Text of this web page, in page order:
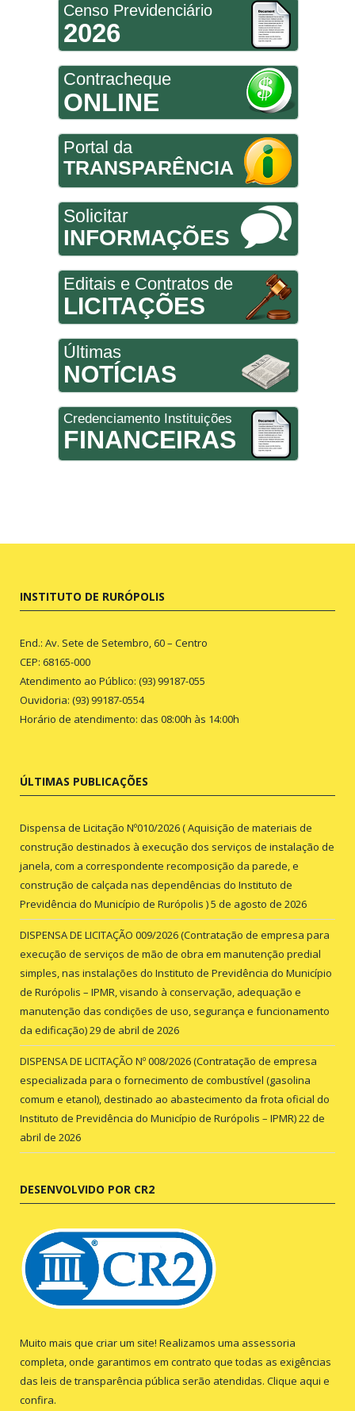
Censo Previdenciário
2026
Contracheque
ONLINE
Portal da
TRANSPARÊNCIA
Solicitar
INFORMAÇÕES
Editais e Contratos de
LICITAÇÕES
Últimas
NOTÍCIAS
Credenciamento Instituições
FINANCEIRAS
INSTITUTO DE RURÓPOLIS
End.: Av. Sete de Setembro, 60 – Centro
CEP: 68165-000
Atendimento ao Público: (93) 99187-055
Ouvidoria: (93) 99187-0554
Horário de atendimento: das 08:00h às 14:00h
ÚLTIMAS PUBLICAÇÕES
Dispensa de Licitação Nº010/2026 ( Aquisição de materiais de
construção destinados à execução dos serviços de instalação de
janela, com a correspondente recomposição da parede, e
construção de calçada nas dependências do Instituto de
Previdência do Município de Rurópolis )5 de agosto de 2026
DISPENSA DE LICITAÇÃO 009/2026 (Contratação de empresa para
execução de serviços de mão de obra em manutenção predial
simples, nas instalações do Instituto de Previdência do Município
de Rurópolis – IPMR, visando à conservação, adequação e
manutenção das condições de uso, segurança e funcionamento
da edificação)29 de abril de 2026
DISPENSA DE LICITAÇÃO Nº 008/2026 (Contratação de empresa
especializada para o fornecimento de combustível (gasolina
comum e etanol), destinado ao abastecimento da frota oficial do
Instituto de Previdência do Município de Rurópolis – IPMR)22 de
abril de 2026
DESENVOLVIDO POR CR2
Muito mais que criar um site! Realizamos uma assessoria
completa, onde garantimos em contrato que todas as exigências
das leis de transparência pública serão atendidas. Clique aqui e
confira.